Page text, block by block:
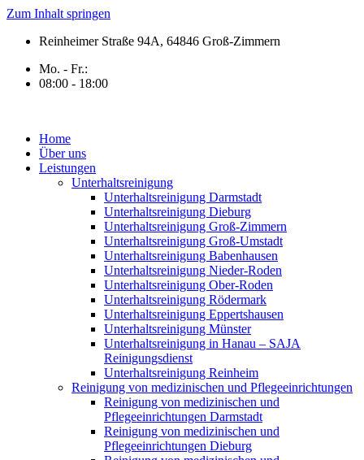
Zum Inhalt springen
Reinheimer Straße 94A, 64846 Groß-Zimmern
Mo. - Fr.:
08:00 - 18:00
Home
Über uns
Leistungen
Unterhaltsreinigung
Unterhaltsreinigung Darmstadt
Unterhaltsreinigung Dieburg
Unterhaltsreinigung Groß-Zimmern
Unterhaltsreinigung Groß-Umstadt
Unterhaltsreinigung Babenhausen
Unterhaltsreinigung Nieder-Roden
Unterhaltsreinigung Ober-Roden
Unterhaltsreinigung Rödermark
Unterhaltsreinigung Eppertshausen
Unterhaltsreinigung Münster
Unterhaltsreinigung in Hanau – SAJA
Reinigungsdienst
Unterhaltsreinigung Reinheim
Reinigung von medizinischen und Pflegeeinrichtungen
Reinigung von medizinischen und
Pflegeeinrichtungen Darmstadt
Reinigung von medizinischen und
Pflegeeinrichtungen Dieburg